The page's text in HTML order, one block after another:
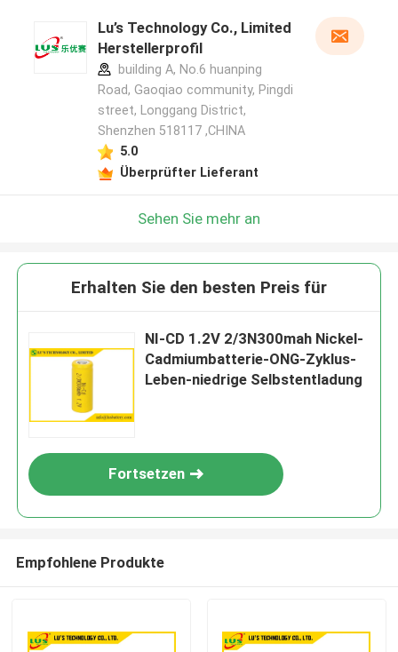
Lu’s Technology Co., Limited
Herstellerprofil
building A, No.6 huanping
Road, Gaoqiao community, Pingdi
street, Longgang District,
Shenzhen 518117 ,CHINA
5.0
Überprüfter Lieferant
Sehen Sie mehr an
Erhalten Sie den besten Preis für
NI-CD 1.2V 2/3N300mah Nickel-
Cadmiumbatterie-ONG-Zyklus-
Leben-niedrige Selbstentladung
Fortsetzen
Empfohlene Produkte